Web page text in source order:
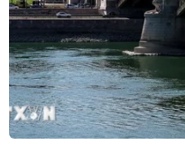
TIN CÙNG
Mỹ có đang
chiến lược mới nhằm
07/08/2026 10:08